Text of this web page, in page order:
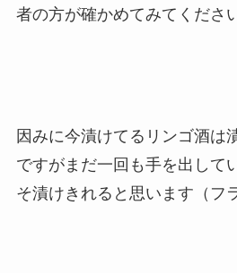
者の方が確かめてみてくださ
因みに今漬けてるリンゴ酒は
ですがまだ一回も手を出して
そ漬けきれると思います（フ